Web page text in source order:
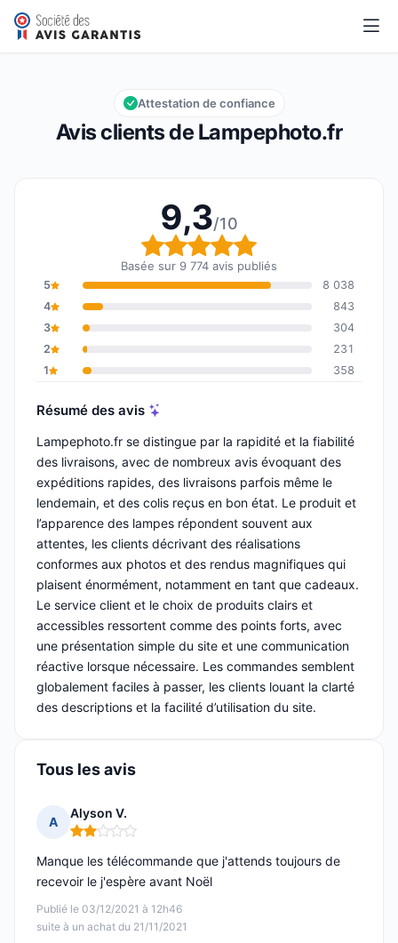
Lampephoto.fr
Note globale : 9,3 sur 10
9,3/10
Avis clients de Lampephoto.fr
Attestation de confiance
9,3/10
Note globale : 9,3 sur
Basée sur 9 774 avis publiés
5
8 038
4
843
3
304
2
231
1
358
Résumé des avis
Lampephoto.fr se distingue par la rapidité et la fiabilité
des livraisons, avec de nombreux avis évoquant des
expéditions rapides, des livraisons parfois même le
lendemain, et des colis reçus en bon état. Le produit et
l’apparence des lampes répondent souvent aux
attentes, les clients décrivant des réalisations
conformes aux photos et des rendus magnifiques qui
plaisent énormément, notamment en tant que cadeaux.
Le service client et le choix de produits clairs et
accessibles ressortent comme des points forts, avec
une présentation simple du site et une communication
réactive lorsque nécessaire. Les commandes semblent
globalement faciles à passer, les clients louant la clarté
des descriptions et la facilité d’utilisation du site.
Tous les avis
A
Alyson V.
Note : 2 sur 5
Publié le 03/12/2021 à 12h46
suite à un achat du 21/11/2021
Manque les télécommande que j'attends toujours de
recevoir le j'espère avant Noël